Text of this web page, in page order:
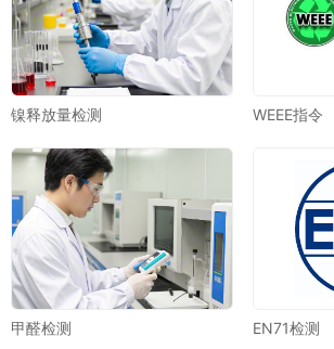
镍释放量检测 WEEE指令
甲醛检测 EN71检测